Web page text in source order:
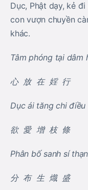
Dục, Phật dạy, kẻ
con vượn chuyền
khác.
Tâm phóng tại dâm
心 放 在 婬 行
Dục ái tăng chi điều
欲 愛 增 枝 條
Phân bố sanh sí
分 布 生 熾 盛